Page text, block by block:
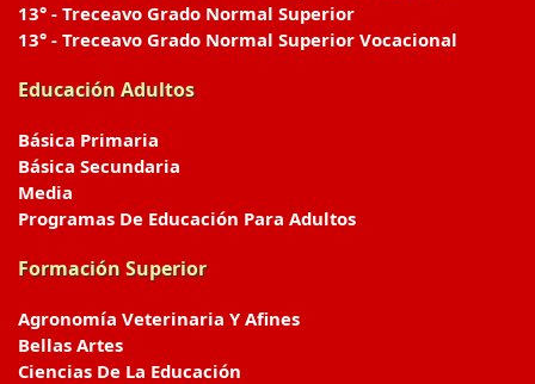
13° - Treceavo Grado Normal Superior
13° - Treceavo Grado Normal Superior Vocacional
Educación Adultos
Básica Primaria
Básica Secundaria
Media
Programas De Educación Para Adultos
Formación Superior
Agronomía Veterinaria Y Afines
Bellas Artes
Ciencias De La Educación